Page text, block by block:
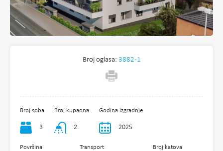
Broj oglasa: 3882-1
Broj soba
3
Broj kupaona
2
Godina izgradnje
2025
Površina Transport Broj katova